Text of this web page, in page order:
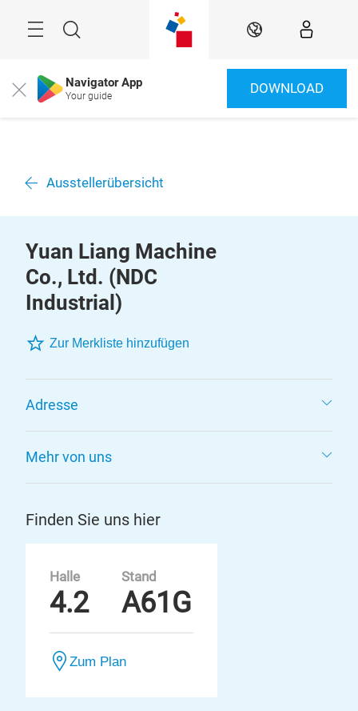
Suche DE
Close Navigator App
Your guide DOWNLOAD
Ausstellerübersicht
Yuan Liang Machine
Co., Ltd. (NDC
Industrial)
Zur Merkliste hinzufügen
Adresse
Mehr von uns
Finden Sie uns hier
Halle
4.2
Stand
A61G
Zum Plan